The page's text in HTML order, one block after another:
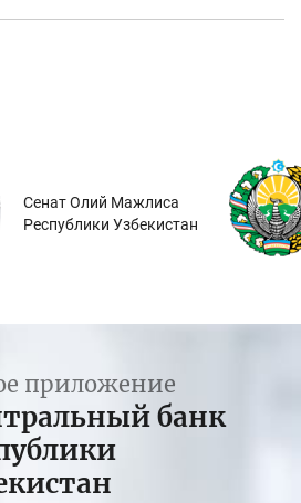
Сенат Олий Мажлиса
Республики Узбекистан
приложение
банк